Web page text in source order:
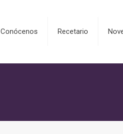
Conócenos Recetario